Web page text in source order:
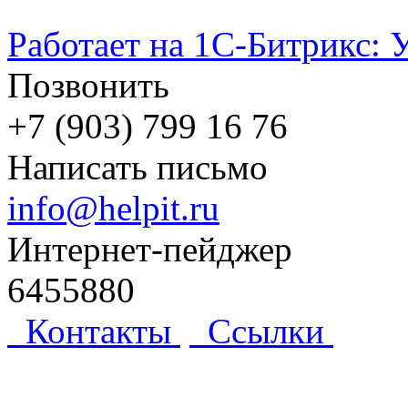
Работает на 1С-Битрикс:
Позвонить
+7 (903) 799 16 76
Написать письмо
info@helpit.ru
Интернет-пейджер
6455880
Контакты
Ссылки